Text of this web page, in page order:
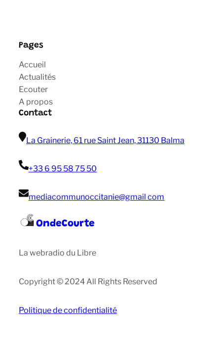
Pages
Accueil
Actualités
Ecouter
A propos
Contact
La Grainerie, 61 rue Saint Jean, 31130 Balma
+33 6 95 58 75 50
mediacommunoccitanie@gmail com
OndeCourte
La webradio du Libre
Copyright © 2024 All Rights Reserved
Politique de confidentialité